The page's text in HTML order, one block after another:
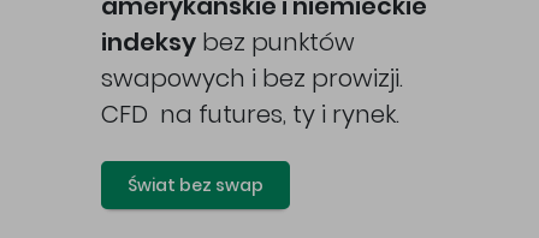
indeksy bez punktów
swapowych i bez prowizji.
CFD na futures, ty i rynek.
Świat bez swap